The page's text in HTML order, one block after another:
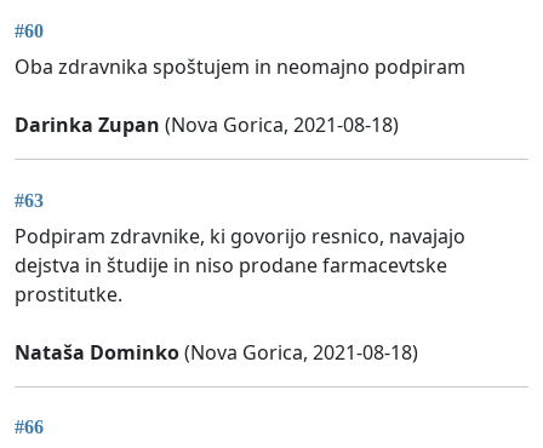
#60
Oba zdravnika spoštujem in neomajno podpiram
Darinka Zupan (Nova Gorica, 2021-08-18)
#63
Podpiram zdravnike, ki govorijo resnico, navajajo
dejstva in študije in niso prodane farmacevtske
prostitutke.
Nataša Dominko(Nova Gorica, 2021-08-18)
#66